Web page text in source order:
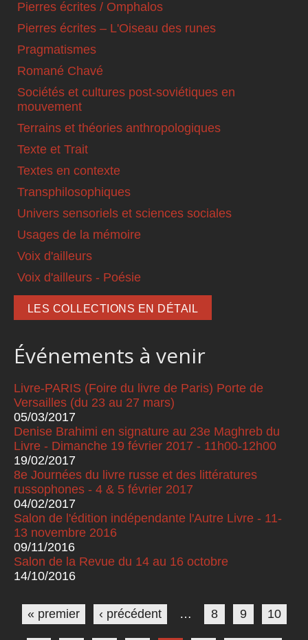
Pierres écrites / Omphalos
Pierres écrites – L'Oiseau des runes
Pragmatismes
Romané Chavé
Sociétés et cultures post-soviétiques en
mouvement
Terrains et théories anthropologiques
Texte et Trait
Textes en contexte
Transphilosophiques
Univers sensoriels et sciences sociales
Usages de la mémoire
Voix d'ailleurs
Voix d'ailleurs - Poésie
LES COLLECTIONS EN DÉTAIL
Événements à venir
Livre-PARIS (Foire du livre de Paris) Porte de
Versailles (du 23 au 27 mars)
05/03/2017
Denise Brahimi en signature au 23e Maghreb du
Livre - Dimanche 19 février 2017 - 11h00-12h00
19/02/2017
8e Journées du livre russe et des littératures
russophones - 4 & 5 février 2017
04/02/2017
Salon de l'édition indépendante l'Autre Livre - 11-
13 novembre 2016
09/11/2016
Salon de la Revue du 14 au 16 octobre
14/10/2016
Pages
« premier ‹ précédent … 8 9 10